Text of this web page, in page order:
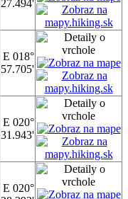
27.494'
E 018°
57.705'
E 020°
31.943'
E 020°